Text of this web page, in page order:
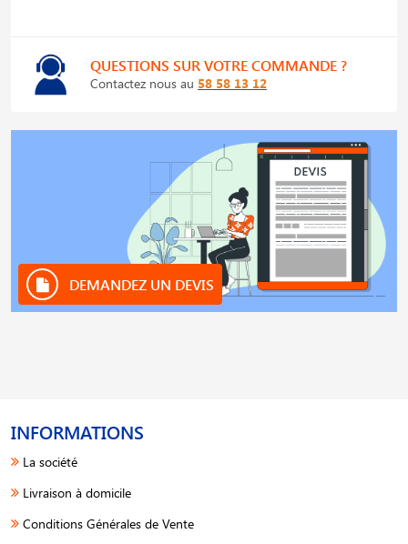
QUESTIONS SUR VOTRE COMMANDE ?
Contactez nous au 58 58 13 12
DEMANDEZ UN DEVIS
INFORMATIONS
La société
Livraison à domicile
Conditions Générales de Vente